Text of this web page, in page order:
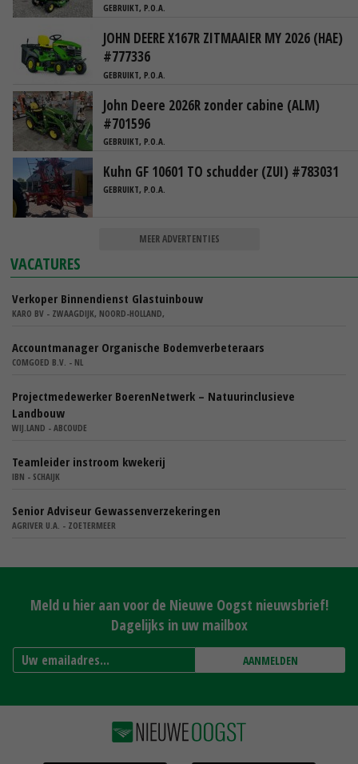
GEBRUIKT, P.O.A.
JOHN DEERE X167R ZITMAAIER MY 2026 (HAE)
#777336
GEBRUIKT, P.O.A.
John Deere 2026R zonder cabine (ALM)
#701596
GEBRUIKT, P.O.A.
Kuhn GF 10601 TO schudder (ZUI) #783031
GEBRUIKT, P.O.A.
MEER ADVERTENTIES
VACATURES
Verkoper Binnendienst Glastuinbouw
KARO BV - ZWAAGDIJK, NOORD-HOLLAND,
Accountmanager Organische Bodemverbeteraars
COMGOED B.V. - NL
Projectmedewerker BoerenNetwerk – Natuurinclusieve
Landbouw
WIJ.LAND - ABCOUDE
Teamleider instroom kwekerij
IBN - SCHAIJK
Senior Adviseur Gewassenverzekeringen
AGRIVER U.A. - ZOETERMEER
Meld u hier aan voor de Nieuwe Oogst nieuwsbrief!
Dagelijks in uw mailbox
AANMELDEN